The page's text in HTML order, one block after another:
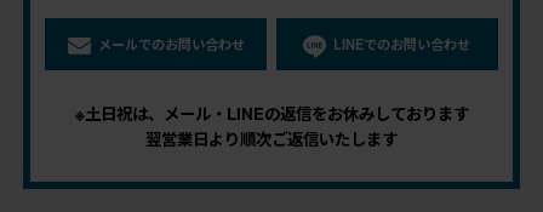
メールでのお問い合わせ LINEでのお問い合わせ
※土日祝は、メール・LINEの返信をお休みしております
翌営業日より順次ご返信いたします